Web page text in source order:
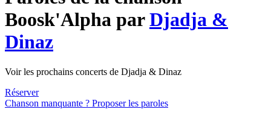
Boosk'Alpha parDjadja &
Dinaz
Voir les prochains concerts de Djadja & Dinaz
Réserver
Chanson manquante ? Proposer les paroles